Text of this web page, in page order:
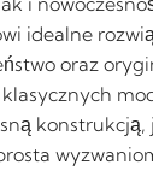
idealne
oraz